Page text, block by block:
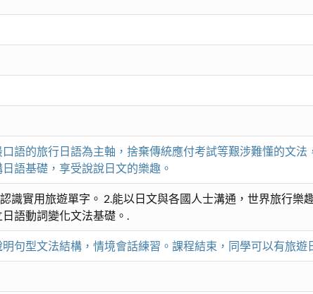
語的旅行日語為主軸，捨棄傳統應付考試等艱涉難懂的文
語基礎，享受說說日文的樂趣。
識實用旅遊單字。 2.能以日文與各國人士溝通，世界旅行樂
語動詞變化文法基礎。.
句型文法結構，情境會話練習。課程結束，同學可以有旅遊